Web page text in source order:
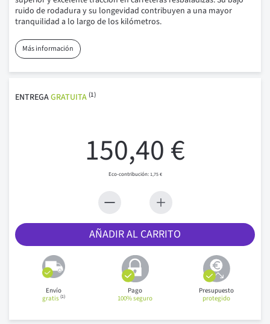
ruido de rodadura y su longevidad contribuyen a una mayor
tranquilidad a lo largo de los kilómetros.
Más información
ENTREGAGRATUITA (1)
150,40 €
1,75 €
AÑADIR AL CARRITO
Envío
gratis(1)
Pago
100% seguro
Presupuesto
protegido